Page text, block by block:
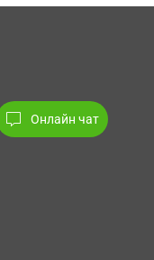
Онлайн чат